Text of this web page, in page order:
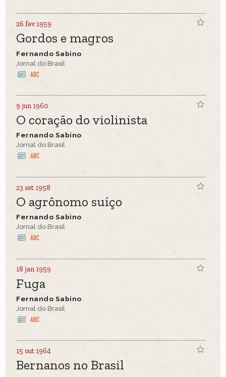
26 fev 1959
Gordos e magros
Fernando Sabino
Jornal do Brasil
9 jun 1960
O coração do violinista
Fernando Sabino
Jornal do Brasil
23 set 1958
O agrônomo suíço
Fernando Sabino
Jornal do Brasil
18 jan 1959
Fuga
Fernando Sabino
Jornal do Brasil
15 out 1964
Bernanos no Brasil